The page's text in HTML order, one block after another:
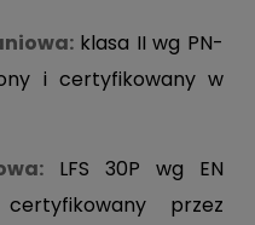
klasa II wg PN-
i certyfikowany w
LFS 30P wg EN
przez